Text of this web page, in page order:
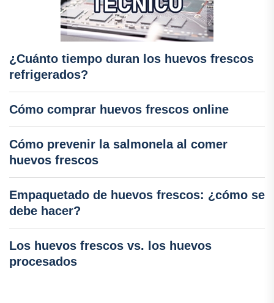
¿Cuánto tiempo duran los huevos frescos
refrigerados?
Cómo comprar huevos frescos online
Cómo prevenir la salmonela al comer
huevos frescos
Empaquetado de huevos frescos: ¿cómo se
debe hacer?
Los huevos frescos vs. los huevos
procesados